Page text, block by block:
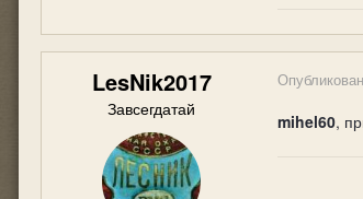
LesNik2017
Завсегдатай
mihel60,